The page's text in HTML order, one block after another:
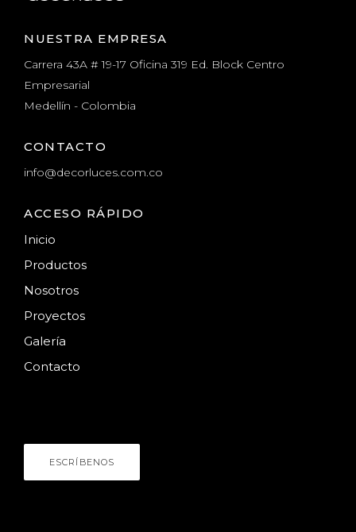
NUESTRA EMPRESA
Carrera 43A # 19-17 Oficina 319 Ed. Block Centro
Empresarial
Medellín - Colombia
CONTACTO
info@decorluces.com.co
ACCESO RÁPIDO
Inicio
Productos
Nosotros
Proyectos
Galería
Contacto
ESCRÍBENOS